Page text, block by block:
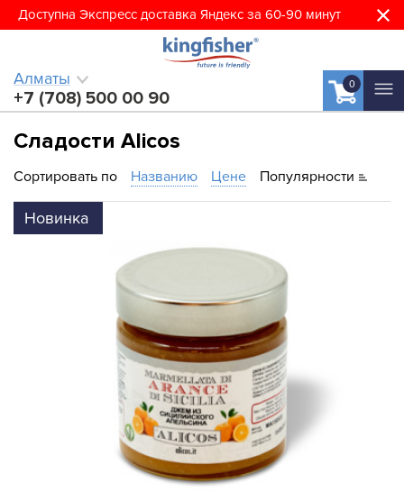
Доступна Экспресс доставка Яндекс за 60-90 минут
0
Алматы
+7 (708) 500 00 90
Сладости Alicos
Сортировать по Названию Цене Популярности
Новинка